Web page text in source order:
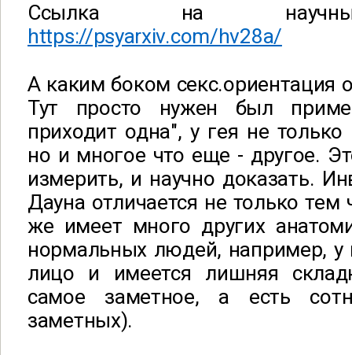
Ссылка на
https://psyarxiv.com/hv28a/
А каким боком секс.ориентация
Тут просто нужен был
приходит одна", у гея не только
но и многое что еще - другое.
измерить, и научно доказать.
Дауна отличается не только тем
же имеет много других
нормальных людей, например, у
лицо и имеется лишняя
самое заметное, а есть
заметных).